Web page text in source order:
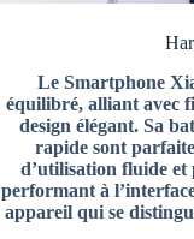
Le Smartphone
équilibré, alliant avec
design élégant. Sa
rapide sont
d’utilisation fluide et
performant à
appareil qui se